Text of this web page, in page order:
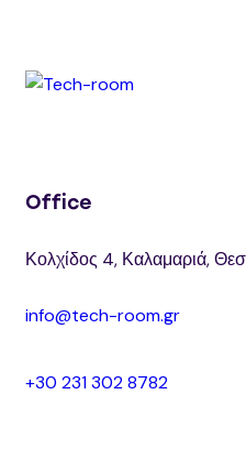
Office
Κολχίδος 4, Καλαμαριά,
info@tech-room.gr
+30 231 302 8782